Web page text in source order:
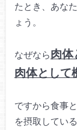
たとき、あな
ょう。
なぜなら肉体
肉体として
ですから食事
を摂取してい